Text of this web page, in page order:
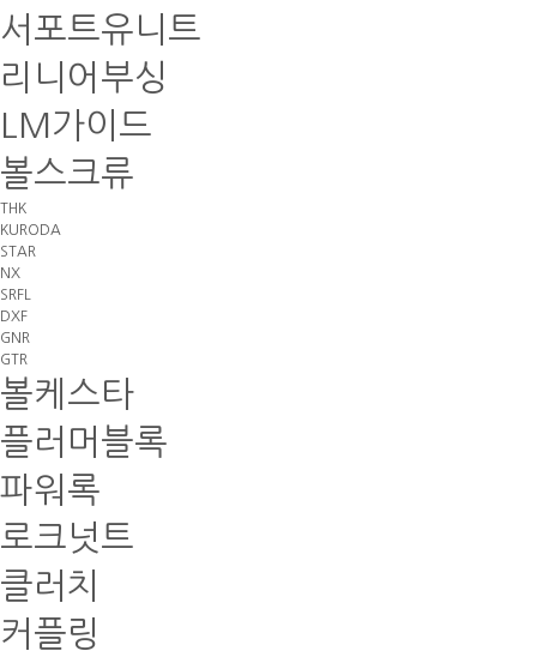
서포트유니트
리니어부싱
LM가이드
볼스크류
THK
KURODA
STAR
NX
SRFL
DXF
GNR
GTR
볼케스타
플러머블록
파워록
로크넛트
클러치
커플링